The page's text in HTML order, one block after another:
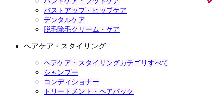
バストアップ・ヒップケア
デンタルケア
脱毛除毛クリーム・ケア
ヘアケア・スタイリング
ヘアケア・スタイリングカテゴリすべて
シャンプー
コンディショナー
トリートメント・ヘアパック